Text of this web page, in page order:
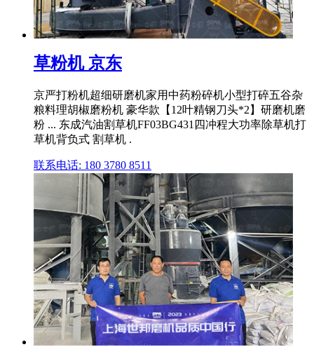
草粉机 京东
京严打粉机超细研磨机家用中药粉碎机小型打碎五谷杂
粮料理胡椒磨粉机 豪华款【12叶精钢刀头*2】研磨机磨
粉 ... 东成汽油割草机FF03BG431四冲程大功率除草机打
草机背负式 割草机 .
联系电话: 180 3780 8511